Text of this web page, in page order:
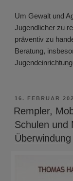
Um Gewalt und
Jugendlicher zu
präventiv zu
Beratung,
AM
16. FEBRUAR
Rempler,
Schulen und
Überwindung